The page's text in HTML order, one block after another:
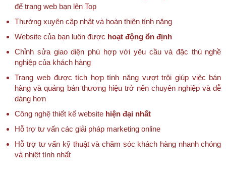
để trang web bạn lên Top
Thường xuyên cập nhật và hoàn thiện tính năng
Website của bạn luôn được hoạt động ổn định
Chỉnh sửa giao diện phù hợp với yêu cầu và đặc thù nghề
nghiệp của khách hàng
Trang web được tích hợp tính năng vượt trội giúp việc bán
hàng và quảng bán thương hiệu trở nên chuyên nghiệp và dễ
dàng hơn
Công nghệ thiết kế website hiện đại nhất
Hỗ trợ tư vấn các giải pháp marketing online
Hỗ trợ tư vấn kỹ thuật và chăm sóc khách hàng nhanh chóng
và nhiệt tình nhất